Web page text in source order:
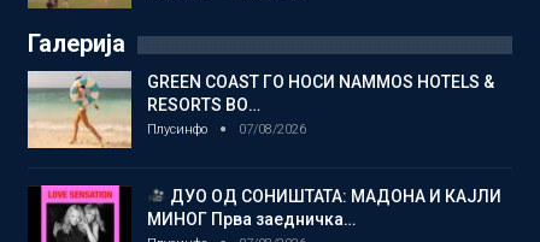
Галерија
GREEN COAST ГО НОСИ NAMMOS HOTELS &
RESORTS ВО…
Плусинфо 07/08/2026
ДУО ОД СОНИШТАТА: МАДОНА И КАЈЛИ
МИНОГ Прва заедничка…